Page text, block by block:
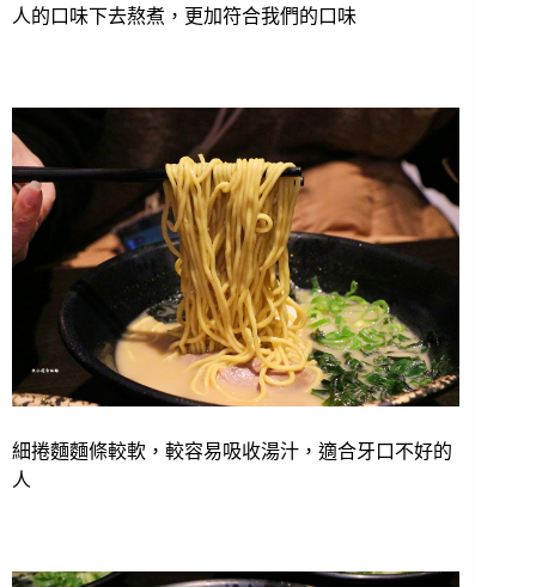
人的口味下去熬煮，更加符合我們的口味
細捲麵麵條較軟，較容易吸收湯汁，適合牙口不好的
人